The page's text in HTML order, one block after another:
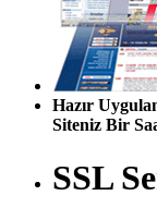
Hazır
Siteniz Bir
SSL